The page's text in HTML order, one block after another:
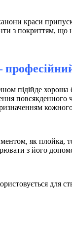
краси
з покриттям, що
підійде хороша
повсякденного
як плойка,
з його
для